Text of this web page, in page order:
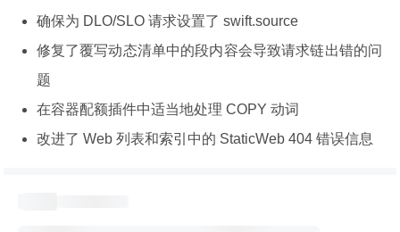
确保为 DLO/SLO 请求设置了 swift.source
修复了覆写动态清单中的段内容会导致请求链出错的问
题
在容器配额插件中适当地处理 COPY 动词
改进了 Web 列表和索引中的 StaticWeb 404 错误信息